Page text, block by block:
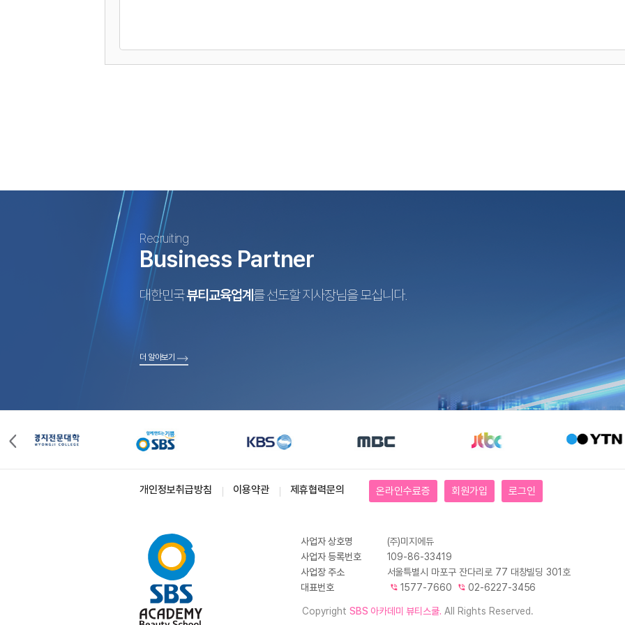
Recruiting
Business Partner
대한민국뷰티교육업계 를 선도할 지사장님을 모십니다.
더 알아보기
개인정보취급방침 이용약관 제휴협력문의 온라인수료증 회원가입 로그인
사업자 상호명
(주)미지에듀
사업자 등록번호
109-86-33419
사업장 주소
서울특별시 마포구 잔다리로 77 대창빌딩 301호
대표번호
1577-7660 02-6227-3456
Copyright SBS 아카데미 뷰티스쿨. All Rights Reserved.